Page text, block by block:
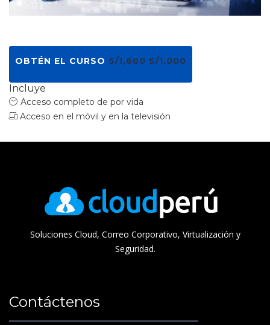
OBTÉN EL CURSO S/1,600 S/1,000
Incluye
Acceso completo de por vida
Acceso en el móvil y en la televisión
Soluciones Cloud, Correo Corporativo, Virtualización y
Seguridad.
Contáctenos